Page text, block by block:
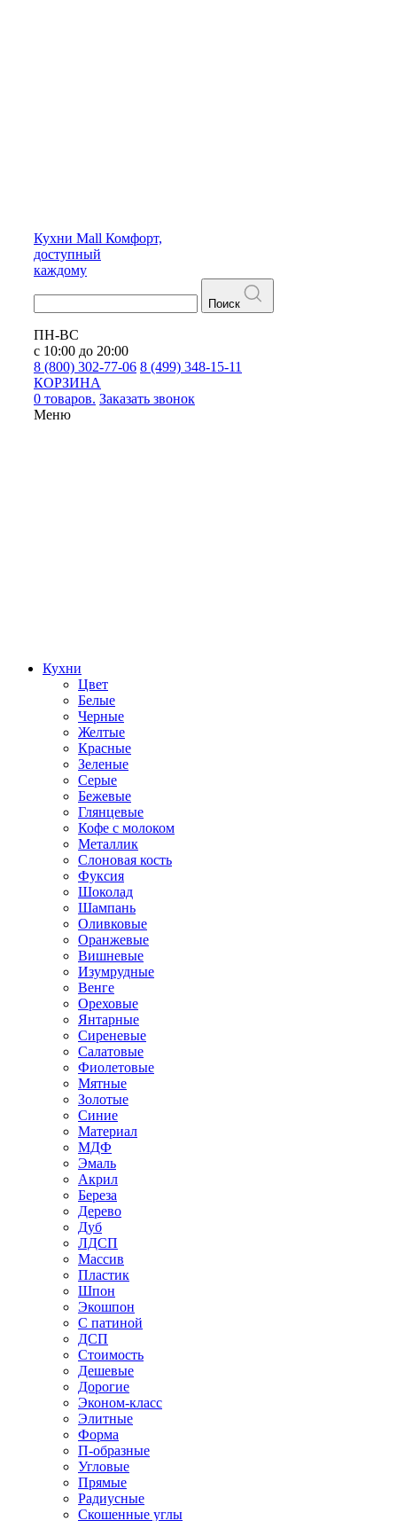
Кухни Mall Комфорт,
доступный
каждому
Поиск
ПН-ВС
с 10:00 до 20:00
8 (800) 302-77-06 8 (499) 348-15-11
КОРЗИНА
0 товаров. Заказать звонок
Меню
Кухни
Цвет
Белые
Черные
Желтые
Красные
Зеленые
Серые
Бежевые
Глянцевые
Кофе с молоком
Металлик
Слоновая кость
Фуксия
Шоколад
Шампань
Оливковые
Оранжевые
Вишневые
Изумрудные
Венге
Ореховые
Янтарные
Сиреневые
Салатовые
Фиолетовые
Мятные
Золотые
Синие
Материал
МДФ
Эмаль
Акрил
Береза
Дерево
Дуб
ЛДСП
Массив
Пластик
Шпон
Экошпон
С патиной
ДСП
Стоимость
Дешевые
Дорогие
Эконом-класс
Элитные
Форма
П-образные
Угловые
Прямые
Радиусные
Скошенные углы